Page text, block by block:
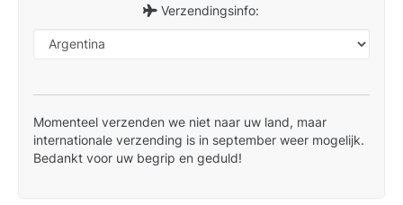
Verzendingsinfo:
Momenteel verzenden we niet naar uw land, maar
internationale verzending is in september weer mogelijk.
Bedankt voor uw begrip en geduld!